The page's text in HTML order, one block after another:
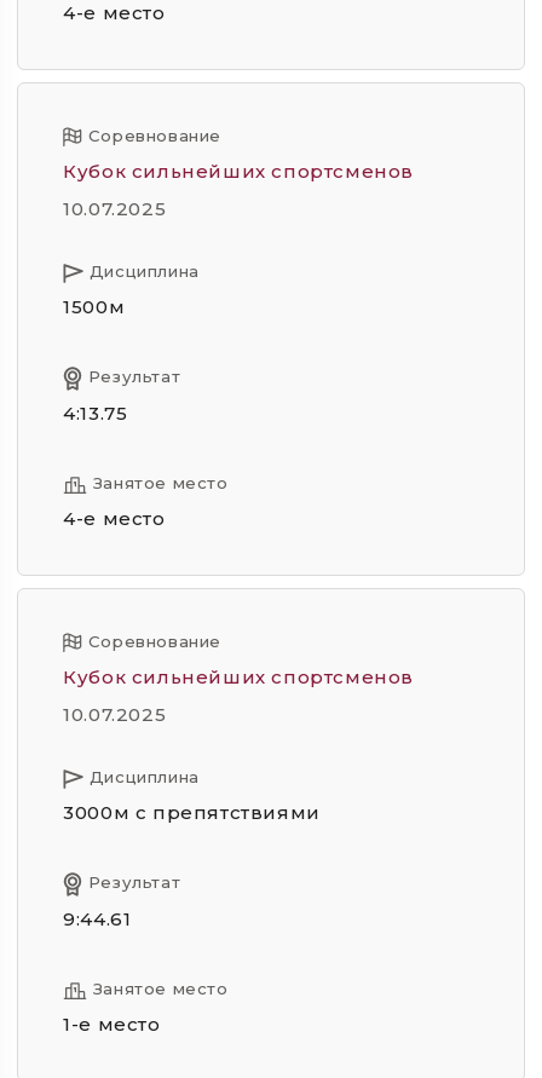
4-е место
Соревнование
Кубок сильнейших спортсменов
10.07.2025
Дисциплина
1500м
Результат
4:13.75
Занятое место
4-е место
Соревнование
Кубок сильнейших спортсменов
10.07.2025
Дисциплина
3000м с препятствиями
Результат
9:44.61
Занятое место
1-е место